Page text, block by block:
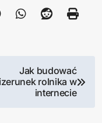
Jak budować
rolnika w
internecie